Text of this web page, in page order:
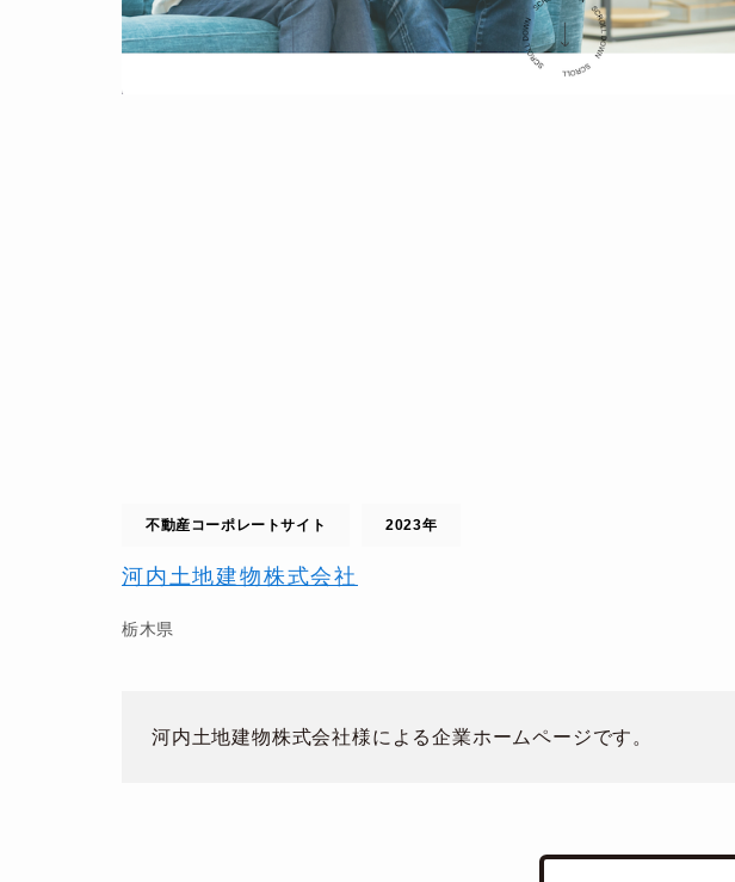
不動産コーポレートサイト 2023年
河内土地建物株式会社
栃木県
河内土地建物株式会社様による企業ホームページです。